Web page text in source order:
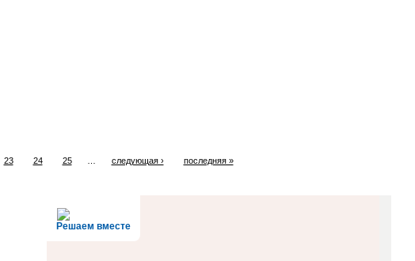
23 24 25 следующая › последняя »
Решаем вместе